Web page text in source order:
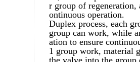
r group of regeneration,
ontinuous operation.
Duplex process, each
group can work, while
ation to ensure
1 group work, material
the valve into the group